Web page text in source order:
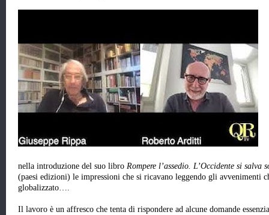
nella introduzione del suo libro Rompere l’assedio. L’Occidente si salva
(paesi edizioni) le impressioni che si ricavano leggendo gli avvenimenti
globalizzato….
Il lavoro è un affresco che tenta di rispondere ad alcune domande